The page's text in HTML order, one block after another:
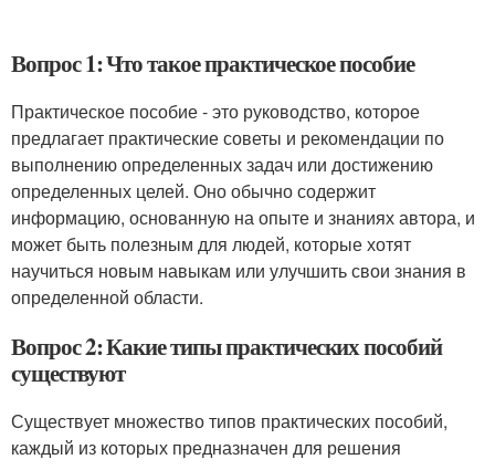
Вопрос 1: Что такое практическое пособие
Практическое пособие - это руководство, которое
предлагает практические советы и рекомендации по
выполнению определенных задач или достижению
определенных целей. Оно обычно содержит
информацию, основанную на опыте и знаниях автора, и
может быть полезным для людей, которые хотят
научиться новым навыкам или улучшить свои знания в
определенной области.
Вопрос 2: Какие типы практических пособий
существуют
Существует множество типов практических пособий,
каждый из которых предназначен для решения